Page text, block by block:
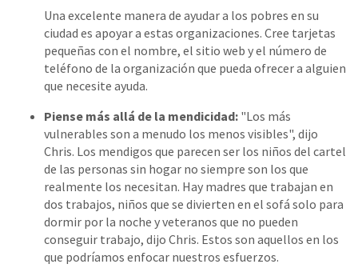
Una excelente manera de ayudar a los pobres en su
ciudad es apoyar a estas organizaciones. Cree tarjetas
pequeñas con el nombre, el sitio web y el número de
teléfono de la organización que pueda ofrecer a alguien
que necesite ayuda.
Piense más allá de la mendicidad: "Los más
vulnerables son a menudo los menos visibles", dijo
Chris. Los mendigos que parecen ser los niños del cartel
de las personas sin hogar no siempre son los que
realmente los necesitan. Hay madres que trabajan en
dos trabajos, niños que se divierten en el sofá solo para
dormir por la noche y veteranos que no pueden
conseguir trabajo, dijo Chris. Estos son aquellos en los
que podríamos enfocar nuestros esfuerzos.